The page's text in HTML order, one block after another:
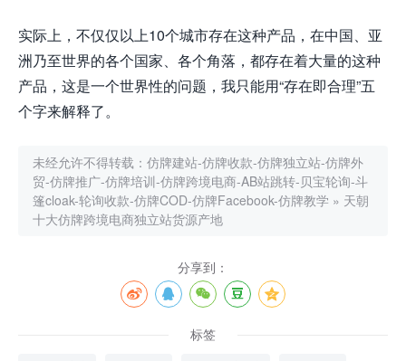
实际上，不仅仅以上10个城市存在这种产品，在中国、亚
洲乃至世界的各个国家、各个角落，都存在着大量的这种
产品，这是一个世界性的问题，我只能用“存在即合理”五
个字来解释了。
未经允许不得转载： 仿牌建站-仿牌收款-仿牌独立站-仿牌外
贸-仿牌推广-仿牌培训-仿牌跨境电商-AB站跳转-贝宝轮询-斗
篷cloak-轮询收款-仿牌COD-仿牌Facebook-仿牌教学 » 天朝
十大仿牌跨境电商独立站货源产地
分享到：
标签